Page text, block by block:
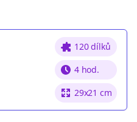
120 dílků
4 hod.
29x21 cm